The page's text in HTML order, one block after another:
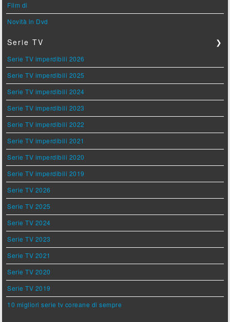
Film di
Novità in Dvd
Serie TV ❯
Serie TV imperdibili 2026
Serie TV imperdibili 2025
Serie TV imperdibili 2024
Serie TV imperdibili 2023
Serie TV imperdibili 2022
Serie TV imperdibili 2021
Serie TV imperdibili 2020
Serie TV imperdibili 2019
Serie TV 2026
Serie TV 2025
Serie TV 2024
Serie TV 2023
Serie TV 2021
Serie TV 2020
Serie TV 2019
10 migliori serie tv coreane di sempre